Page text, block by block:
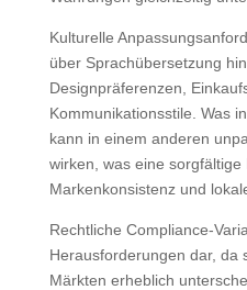
Kulturelle
über Sprachübersetzung
Designpräferenzen,
Kommunikationsstile. Was
kann in einem anderen
wirken, was eine sorgfältige
Markenkonsistenz und
Rechtliche Compliance-
Herausforderungen dar, da
Märkten erheblich